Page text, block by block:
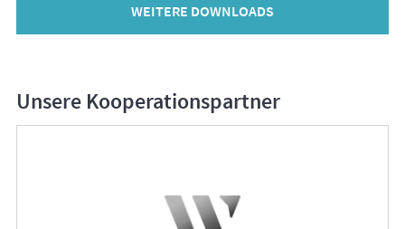
WEITERE DOWNLOADS
Unsere Kooperationspartner